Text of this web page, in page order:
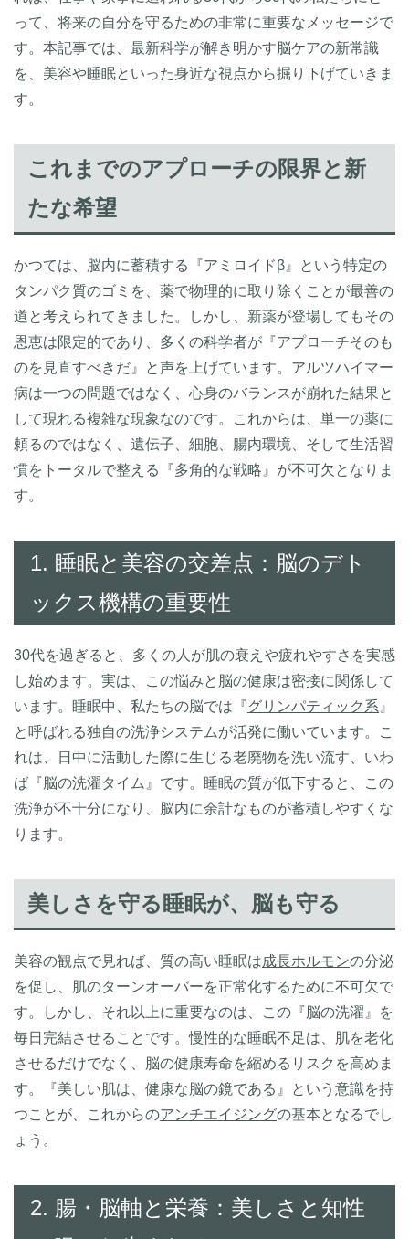
って、将来の自分を守るための非常に重要なメッセージで
す。本記事では、最新科学が解き明かす脳ケアの新常識
を、美容や睡眠といった身近な視点から掘り下げていきま
す。
これまでのアプローチの限界と新
たな希望
かつては、脳内に蓄積する『アミロイドβ』という特定の
タンパク質のゴミを、薬で物理的に取り除くことが最善の
道と考えられてきました。しかし、新薬が登場してもその
恩恵は限定的であり、多くの科学者が『アプローチそのも
のを見直すべきだ』と声を上げています。アルツハイマー
病は一つの問題ではなく、心身のバランスが崩れた結果と
して現れる複雑な現象なのです。これからは、単一の薬に
頼るのではなく、遺伝子、細胞、腸内環境、そして生活習
慣をトータルで整える『多角的な戦略』が不可欠となりま
す。
1. 睡眠と美容の交差点：脳のデト
ックス機構の重要性
30代を過ぎると、多くの人が肌の衰えや疲れやすさを実感
し始めます。実は、この悩みと脳の健康は密接に関係して
います。睡眠中、私たちの脳では『グリンパティック系 』
と呼ばれる独自の洗浄システムが活発に働いています。こ
れは、日中に活動した際に生じる老廃物を洗い流す、いわ
ば『脳の洗濯タイム』です。睡眠の質が低下すると、この
洗浄が不十分になり、脳内に余計なものが蓄積しやすくな
ります。
美しさを守る睡眠が、脳も守る
美容の観点で見れば、質の高い睡眠は成長ホルモンの分泌
を促し、肌のターンオーバーを正常化するために不可欠で
す。しかし、それ以上に重要なのは、この『脳の洗濯』を
毎日完結させることです。慢性的な睡眠不足は、肌を老化
させるだけでなく、脳の健康寿命を縮めるリスクを高めま
す。『美しい肌は、健康な脳の鏡である』という意識を持
つことが、これからのアンチエイジングの基本となるでし
ょう。
2. 腸・脳軸と栄養：美しさと知性